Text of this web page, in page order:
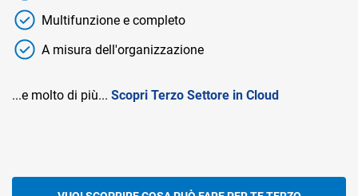
Multifunzione e completo
A misura dell'organizzazione
...e molto di più... Scopri Terzo Settore in Cloud